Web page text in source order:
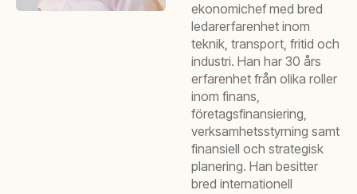
ekonomichef med bred
ledarerfarenhet inom
teknik, transport, fritid och
industri. Han har 30 års
erfarenhet från olika roller
inom finans,
företagsfinansiering,
verksamhetsstyrning samt
finansiell och strategisk
planering. Han besitter
bred internationell